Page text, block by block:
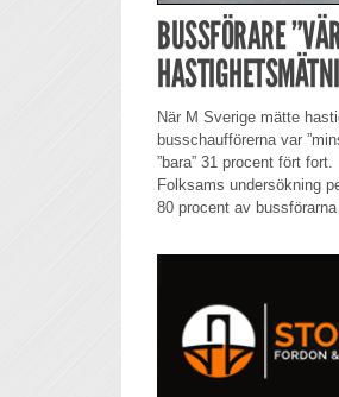
BUSSFÖRARE
När M Sverige mätte
busschaufförerna var
”bara” 31 procent fört fort.
Folksams undersökning
80 procent av